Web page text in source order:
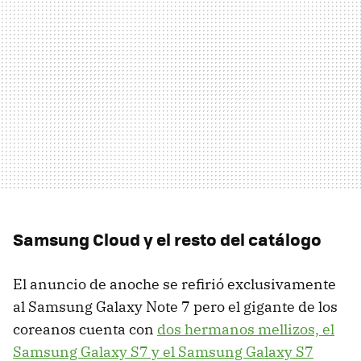
Samsung Cloud y el resto del catálogo
El anuncio de anoche se refirió exclusivamente
al Samsung Galaxy Note 7 pero el gigante de los
coreanos cuenta con dos hermanos mellizos, el
Samsung Galaxy S7 y el Samsung Galaxy S7